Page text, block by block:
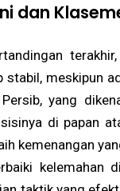
dan
stabil, meskipun
yang
di papan
kemenangan
kelemahan